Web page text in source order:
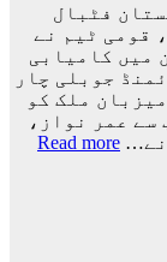
فٹبال
قومی ٹیم نے
میں کامیابی
جوبلی چار
ملک کو
سے عمر نواز،
نے… Read more
: